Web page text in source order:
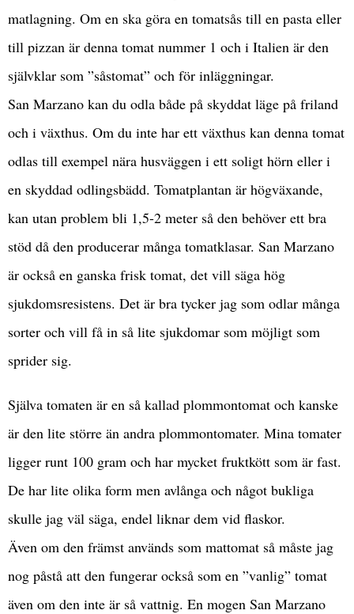
matlagning. Om en ska göra en tomatsås till en pasta eller
till pizzan är denna tomat nummer 1 och i Italien är den
självklar som ”såstomat” och för inläggningar.
San Marzano kan du odla både på skyddat läge på friland
och i växthus. Om du inte har ett växthus kan denna tomat
odlas till exempel nära husväggen i ett soligt hörn eller i
en skyddad odlingsbädd. Tomatplantan är högväxande,
kan utan problem bli 1,5-2 meter så den behöver ett bra
stöd då den producerar många tomatklasar. San Marzano
är också en ganska frisk tomat, det vill säga hög
sjukdomsresistens. Det är bra tycker jag som odlar många
sorter och vill få in så lite sjukdomar som möjligt som
sprider sig.
Själva tomaten är en så kallad plommontomat och kanske
är den lite större än andra plommontomater. Mina tomater
ligger runt 100 gram och har mycket fruktkött som är fast.
De har lite olika form men avlånga och något bukliga
skulle jag väl säga, endel liknar dem vid flaskor.
Även om den främst används som mattomat så måste jag
nog påstå att den fungerar också som en ”vanlig” tomat
även om den inte är så vattnig. En mogen San Marzano